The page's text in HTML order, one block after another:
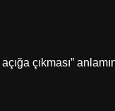
açığa çıkması”